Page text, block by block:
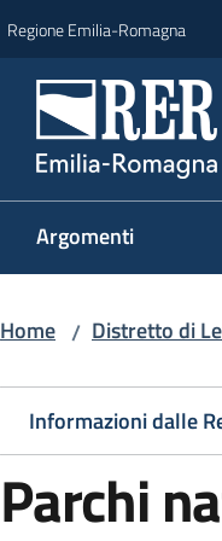
Regione Emilia-Romagna
Argomenti
Home / Distretto di
Informazioni dalle
Parchi